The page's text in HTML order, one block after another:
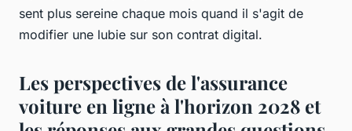
sent plus sereine chaque mois quand il s'agit de
modifier une lubie sur son contrat digital.
Les perspectives de l'assurance
voiture en ligne à l'horizon 2028 et